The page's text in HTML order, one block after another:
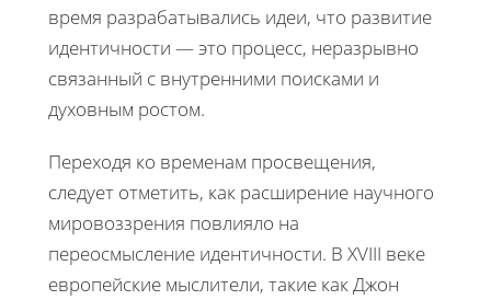
время разрабатывались идеи, что развитие
идентичности — это процесс, неразрывно
связанный с внутренними поисками и
духовным ростом.
Переходя ко временам просвещения,
следует отметить, как расширение научного
мировоззрения повлияло на
переосмысление идентичности. В XVIII веке
европейские мыслители, такие как Джон